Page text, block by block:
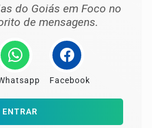
do Goiás em Foco no
de mensagens.
Facebook
ENTRAR